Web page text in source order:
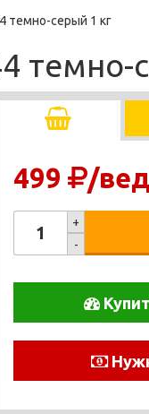
темно-серый 1 кг
темно-
499 /
+
-